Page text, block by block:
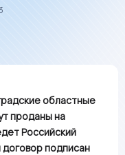
областные
проданы на
Российский
подписан